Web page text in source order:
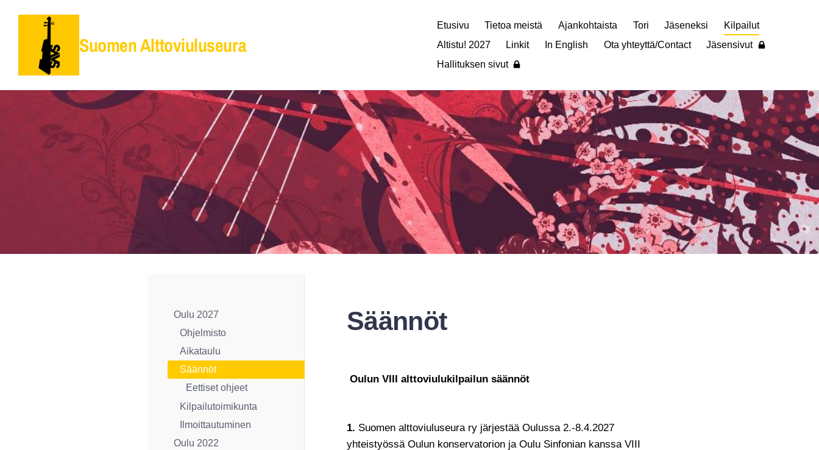
Siirry
sisältöön
Suomen Alttoviuluseura
Etusivu Tietoa meistä Ajankohtaista Tori Jäseneksi
Kilpailut
Altistu! 2027
Linkit In English Ota yhteyttä/Contact
Jäsensivut
Hallituksen sivut
Oulu 2027
Ohjelmisto
Aikataulu
Säännöt
Eettiset ohjeet
Kilpailutoimikunta
Ilmoittautuminen
Oulu 2022
Säännöt
Oulun VIII alttoviulukilpailun säännöt
1. Suomen alttoviuluseura ry järjestää Oulussa 2.-8.4.2027
yhteistyössä Oulun konservatorion ja Oulu Sinfonian kanssa VIII